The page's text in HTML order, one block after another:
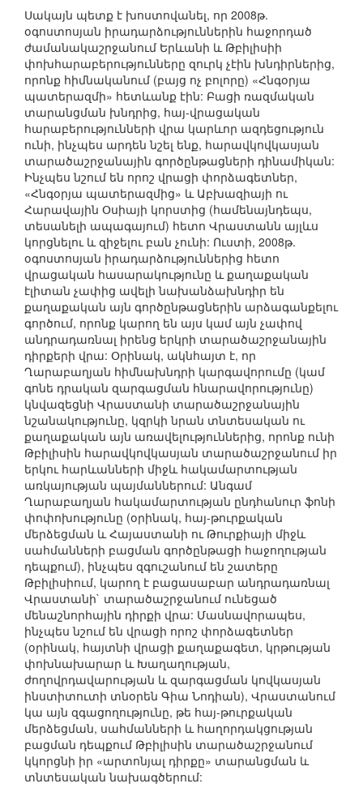
Սակայն պետք է խոստովանել, որ 2008թ.
օգոստոսյան իրադարձություններին հաջորդած
ժամանակաշրջանում Երևանի և Թբիլիսիի
փոխհարաբերությունները զուրկ չէին խնդիրներից,
որոնք հիմնականում (բայց ոչ բոլորը) «Հնգօրյա
պատերազմի» հետևանք էին: Բացի ռազմական
տարանցման խնդրից, հայ-վրացական
հարաբերությունների վրա կարևոր ազդեցություն
ունի, ինչպես արդեն նշել ենք, հարավկովկասյան
տարածաշրջանային գործընթացների դինամիկան:
Ինչպես նշում են որոշ վրացի փորձագետներ,
«Հնգօրյա պատերազմից» և Աբխազիայի ու
Հարավային Օսիայի կորստից (համենայնդեպս,
տեսանելի ապագայում) հետո Վրաստանն այլևս
կորցնելու և զիջելու բան չունի: Ուստի, 2008թ.
օգոստոսյան իրադարձություններից հետո
վրացական հասարակությունը և քաղաքական
էլիտան չափից ավելի նախանձախնդիր են
քաղաքական այն գործընթացներին արձագանքելու
գործում, որոնք կարող են այս կամ այն չափով
անդրադառնալ իրենց երկրի տարածաշրջանային
դիրքերի վրա: Օրինակ, ակնհայտ է, որ
Ղարաբաղյան հիմնախնդրի կարգավորումը (կամ
գոնե դրական զարգացման հնարավորությունը)
կնվազեցնի Վրաստանի տարածաշրջանային
նշանակությունը, կզրկի նրան տնտեսական ու
քաղաքական այն առավելություններից, որոնք ունի
Թբիլիսին հարավկովկասյան տարածաշրջանում իր
երկու հարևանների միջև հակամարտության
առկայության պայմաններում: Անգամ
Ղարաբաղյան հակամարտության ընդհանուր ֆոնի
փոփոխությունը (օրինակ, հայ-թուրքական
մերձեցման և Հայաստանի ու Թուրքիայի միջև
սահմանների բացման գործընթացի հաջողության
դեպքում), ինչպես զգուշանում են շատերը
Թբիլիսիում, կարող է բացասաբար անդրադառնալ
Վրաստանի` տարածաշրջանում ունեցած
մենաշնորհային դիրքի վրա: Մասնավորապես,
ինչպես նշում են վրացի որոշ փորձագետներ
(օրինակ, հայտնի վրացի քաղաքագետ, կրթության
փոխնախարար և Խաղաղության,
ժողովրդավարության և զարգացման կովկասյան
ինստիտուտի տնօրեն Գիա Նոդիան), Վրաստանում
կա այն զգացողությունը, թե հայ-թուրքական
մերձեցման, սահմանների և հաղորդակցության
բացման դեպքում Թբիլիսին տարածաշրջանում
կկորցնի իր «արտոնյալ դիրքը» տարանցման և
տնտեսական նախագծերում: